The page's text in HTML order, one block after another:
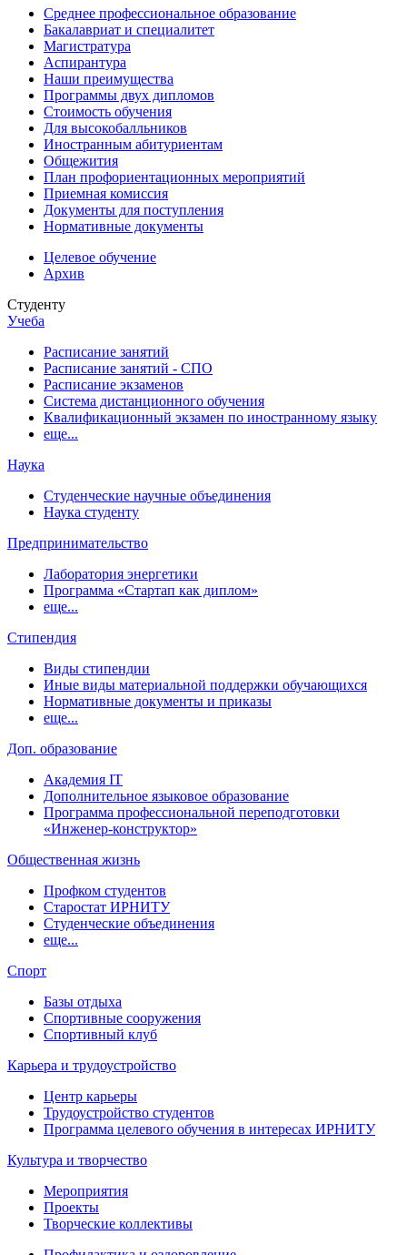
Cреднее профессиональное образование
Бакалавриат и специалитет
Магистратура
Аспирантура
Наши преимущества
Программы двух дипломов
Стоимость обучения
Для высокобалльников
Иностранным абитуриентам
Общежития
План профориентационных мероприятий
Приемная комиссия
Документы для поступления
Нормативные документы
Целевое обучение
Архив
Студенту
Учеба
Расписание занятий
Расписание занятий - СПО
Расписание экзаменов
Система дистанционного обучения
Квалификационный экзамен по иностранному языку
еще...
Наука
Студенческие научные объединения
Наука студенту
Предпринимательство
Лаборатория энергетики
Программа «Стартап как диплом»
еще...
Стипендия
Виды стипендии
Иные виды материальной поддержки обучающихся
Нормативные документы и приказы
еще...
Доп. образование
Академия IT
Дополнительное языковое образование
Программа профессиональной переподготовки
«Инженер-конструктор»
Общественная жизнь
Профком студентов
Старостат ИРНИТУ
Студенческие объединения
еще...
Спорт
Базы отдыха
Спортивные сооружения
Спортивный клуб
Карьера и трудоустройство
Центр карьеры
Трудоустройство студентов
Программа целевого обучения в интересах ИРНИТУ
Культура и творчество
Мероприятия
Проекты
Творческие коллективы